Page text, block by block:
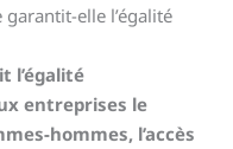
elle l’égalité
l’égalité
entreprises le
hommes, l’accès